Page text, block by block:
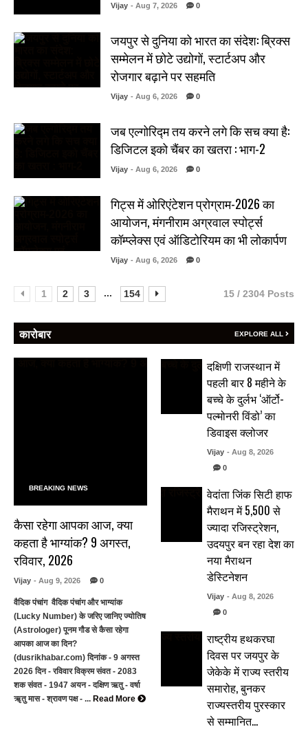
Vijay - Aug 7, 2026 0
जयपुर से दुनिया को भारत का संदेश: ब्रिक्स
सम्मेलन में छोटे उद्योगों, स्टार्टअप और
रोजगार बढ़ाने पर सहमति
Vijay - Aug 6, 2026 0
जब एल्गोरिद्म तय करने लगे कि सच क्या है:
डिजिटल इको चैंबर का खतरा : भाग-2
Vijay - Aug 6, 2026 0
गिट्स में ओरिएंटेशन प्रोग्राम-2026 का
आयोजन, मंगनीराम अग्रवाल स्पोर्ट्स
कॉम्प्लेक्स एवं ऑडिटोरियम का भी लोकार्पण
Vijay - Aug 6, 2026 0
1 2 3 ... 154 15 / 2304 Posts
कारोबार EXPLORE ALL
BREAKING NEWS
कैसा रहेगा आपका आज, क्या
कहता है भाग्यांक? 9 अगस्त,
रविवार, 2026
Vijay - Aug 9, 2026 0
वैदिक पंचांग वैदिक पंचांग और भाग्यांक
(Lucky Number) के जरिए जानिए ज्योतिष
(Astrologer) पूनम गौड से कैसा रहेगा
आपका आज का दिन?
(dusrikhabar.com) दिनांक - 9 अगस्त
2026 दिन - रविवार विक्रम संवत - 2083
शक संवत - 1947 अयन - दक्षिण ऋतु - वर्षा
ॠतु मास - श्रावण पक्ष - ... Read More
दक्षिणी राजस्थान में
पहली बार 8 महीने के
बच्चे के दुर्लभ ‘ऑर्टो-
पल्मोनरी विंडो’ का
डिवाइस क्लोजर
Vijay - Aug 8, 2026
0
वेदांता जिंक सिटी हाफ
मैराथन में 5,500 से
ज्यादा रजिस्ट्रेशन,
उदयपुर बन रहा देश का
नया मैराथन
डेस्टिनेशन
Vijay - Aug 8, 2026
0
राष्ट्रीय हथकरघा
दिवस पर जयपुर के
जेकेके में राज्य स्तरीय
समारोह, बुनकर
राज्यस्तरीय पुरस्कार
से सम्मानित…